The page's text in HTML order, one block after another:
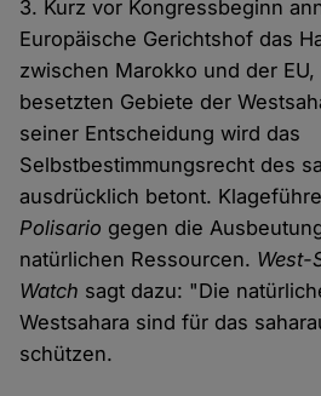
3. Kurz vor Kongressbeginn
Europäische Gerichtshof das
zwischen Marokko und der
besetzten Gebiete der
seiner Entscheidung wird das
Selbstbestimmungsrecht des
ausdrücklich betont.
Polisario gegen die
natürlichen Ressourcen. West-
Watch sagt dazu: "Die
Westsahara sind für das
schützen.
Cookies